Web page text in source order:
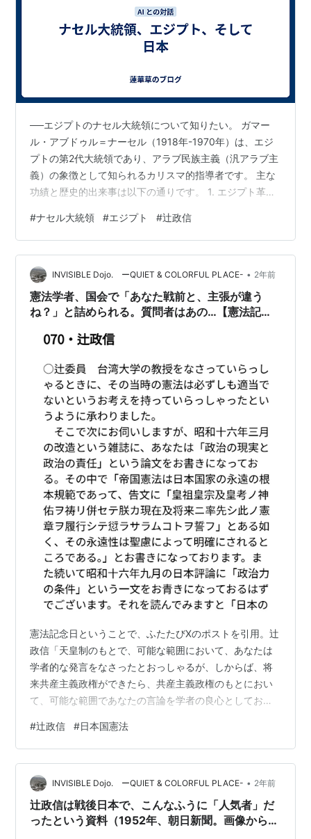
──エジプトのナセル大統領について知りたい。 ガマー
ル・アブドゥル＝ナーセル（1918年-1970年）は、エジ
プトの第2代大統領であり、アラブ民族主義（汎アラブ主
義）の象徴として知られるカリスマ的指導者です。 主な
功績と歴史的出来事は以下の通りです。 1. エジプト革命
し、1952年のエジプト革命を主導して王制を打倒しまし
た。 大統領就任: 1954年に実権を握り、1956年に正式に
大統領に就任しました。 2. 外交とスエズ運河国有化 スエ
ズ運河の国有化（1956年）: アスワン・ハイ・ダム建設
の資金調達のため、イギリス・フランスの管理下に…
#ナセル大統領 #エジプト #辻政信
INVISIBLE Dojo. ーQUIET & COLORFUL PLACE- • 2年前
憲法学者、国会で「あなた戦前と、主張が違う
ね？」と詰められる。質問者はあの…【憲法記念
憲法記念日ということで、ふたたびXのポストを引用。辻
政信「天皇制のもとで、可能な範囲において、あなたは
学者的な発言をなさったとおっしゃるが、しからば、将
来共産主義政権ができたら、共産主義政権のもとにおい
て、可能な範囲であなたの言論を学者の良心としてお述
https://t.co/TYVv4JLWNQ
pic.twitter.com/C8fr3BMPTo— ヴォルヴィーノ＠読書垢
(@dokushoa) May 2, 2024 067・辻政信 ○辻委員 私は
眞崎委員の質疑に関連をいたしまして、中村先生にちょ
っとお尋ねいたしたいと思います。 中村先生…
#辻政信 #日本国憲法
INVISIBLE Dojo. ーQUIET & COLORFUL PLACE- • 2年前
辻政信は戦後日本で、こんなふうに「人気者」だ
ったという資料（1952年、朝日新聞。画像からテ